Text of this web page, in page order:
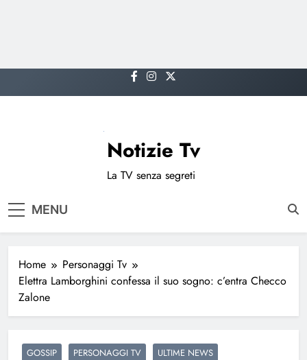
to
Notizie Tv
La TV senza segreti
MENU
Home
Personaggi Tv
Elettra Lamborghini confessa il suo sogno: c’entra Checco
Zalone
GOSSIP PERSONAGGI TV ULTIME NEWS